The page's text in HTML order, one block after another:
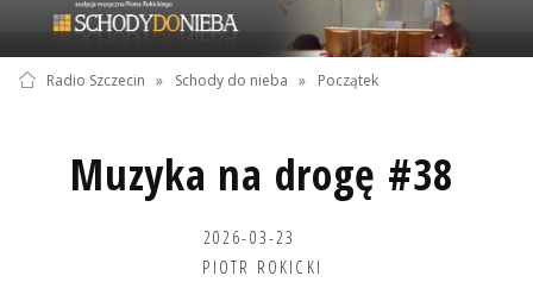
Radio Szczecin » Schody do nieba » Początek
Muzyka na drogę #38
2026-03-23
PIOTR ROKICKI